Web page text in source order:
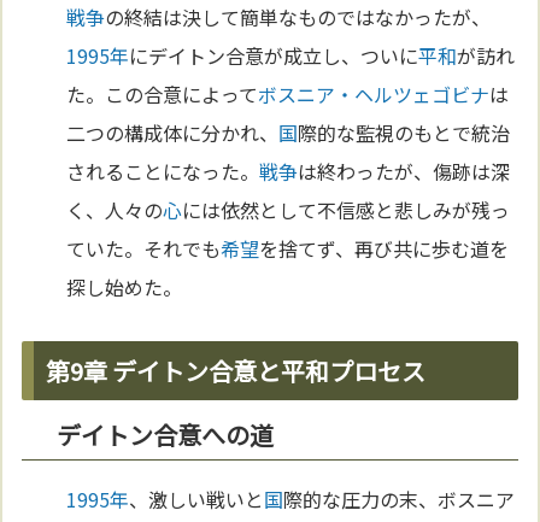
戦争の終結は決して簡単なものではなかったが、
1995年にデイトン合意が成立し、ついに平和が訪れ
た。この合意によってボスニア・ヘルツェゴビナは
二つの構成体に分かれ、 国際的な監視のもとで統治
されることになった。戦争は終わったが、傷跡は深
く、人々の心には依然として不信感と悲しみが残っ
ていた。それでも希望を捨てず、再び共に歩む道を
探し始めた。
第9章 デイトン合意と平和プロセス
デイトン合意への道
1995年、激しい戦いと国際的な圧力の末、ボスニア